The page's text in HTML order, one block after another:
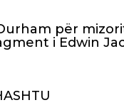
për
i Edwin